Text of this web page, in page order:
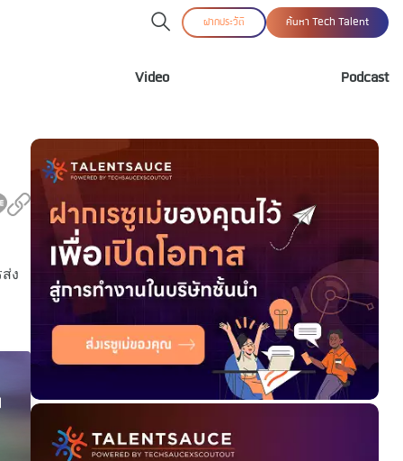
ฝากประวัติ ค้นหา Tech Talent
Video Podcast
ง